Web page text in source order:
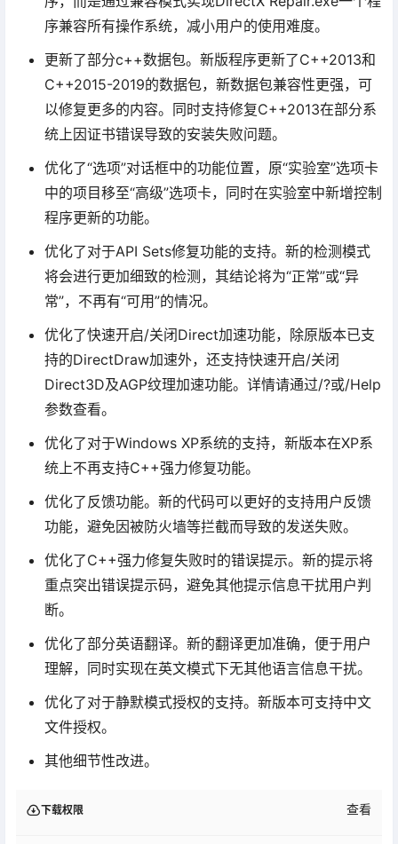
序兼容所有操作系统，减小用户的使用难度。
更新了部分c++数据包。新版程序更新了C++2013和
C++2015-2019的数据包，新数据包兼容性更强，可
以修复更多的内容。同时支持修复C++2013在部分系
统上因证书错误导致的安装失败问题。
优化了“选项”对话框中的功能位置，原“实验室”选项卡
中的项目移至“高级”选项卡，同时在实验室中新增控制
程序更新的功能。
优化了对于API Sets修复功能的支持。新的检测模式
将会进行更加细致的检测，其结论将为“正常”或“异
常”，不再有“可用”的情况。
优化了快速开启/关闭Direct加速功能，除原版本已支
持的DirectDraw加速外，还支持快速开启/关闭
Direct3D及AGP纹理加速功能。详情请通过/?或/Help
参数查看。
优化了对于Windows XP系统的支持，新版本在XP系
统上不再支持C++强力修复功能。
优化了反馈功能。新的代码可以更好的支持用户反馈
功能，避免因被防火墙等拦截而导致的发送失败。
优化了C++强力修复失败时的错误提示。新的提示将
重点突出错误提示码，避免其他提示信息干扰用户判
断。
优化了部分英语翻译。新的翻译更加准确，便于用户
理解，同时实现在英文模式下无其他语言信息干扰。
优化了对于静默模式授权的支持。新版本可支持中文
文件授权。
其他细节性改进。
下载权限 查看